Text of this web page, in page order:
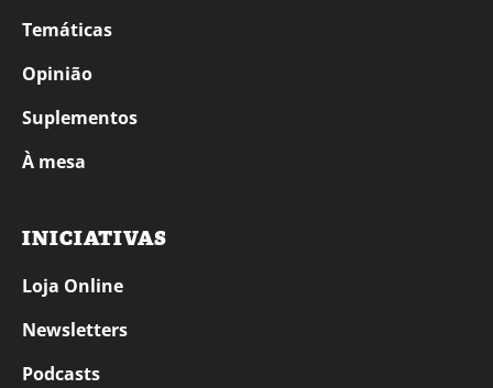
Temáticas
Opinião
Suplementos
À mesa
INICIATIVAS
Loja Online
Newsletters
Podcasts